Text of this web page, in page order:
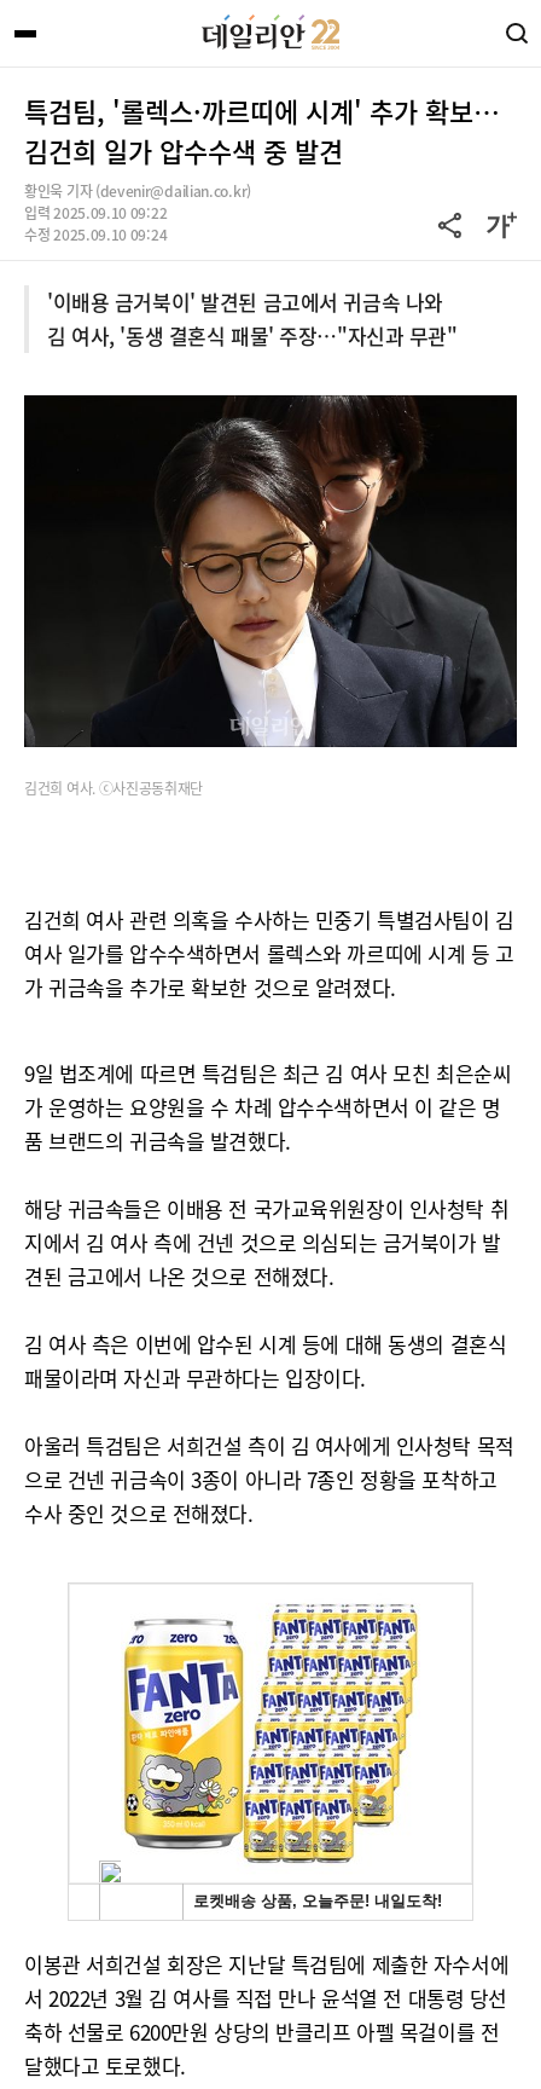
특검팀, '롤렉스·까르띠에 시계' 추가 확보…
김건희 일가 압수수색 중 발견
황인욱 기자 (devenir@dailian.co.kr)
입력 2025.09.10 09:22
수정 2025.09.10 09:24
'이배용 금거북이' 발견된 금고에서 귀금속 나와
김 여사, '동생 결혼식 패물' 주장…"자신과 무관"
김건희 여사. ⓒ사진공동취재단
김건희 여사 관련 의혹을 수사하는 민중기 특별검사팀이 김
여사 일가를 압수수색하면서 롤렉스와 까르띠에 시계 등 고
가 귀금속을 추가로 확보한 것으로 알려졌다.
9일 법조계에 따르면 특검팀은 최근 김 여사 모친 최은순씨
가 운영하는 요양원을 수 차례 압수수색하면서 이 같은 명
품 브랜드의 귀금속을 발견했다.
해당 귀금속들은 이배용 전 국가교육위원장이 인사청탁 취
지에서 김 여사 측에 건넨 것으로 의심되는 금거북이가 발
견된 금고에서 나온 것으로 전해졌다.
김 여사 측은 이번에 압수된 시계 등에 대해 동생의 결혼식
패물이라며 자신과 무관하다는 입장이다.
아울러 특검팀은 서희건설 측이 김 여사에게 인사청탁 목적
으로 건넨 귀금속이 3종이 아니라 7종인 정황을 포착하고
수사 중인 것으로 전해졌다.
이봉관 서희건설 회장은 지난달 특검팀에 제출한 자수서에
서 2022년 3월 김 여사를 직접 만나 윤석열 전 대통령 당선
축하 선물로 6200만원 상당의 반클리프 아펠 목걸이를 전
달했다고 토로했다.